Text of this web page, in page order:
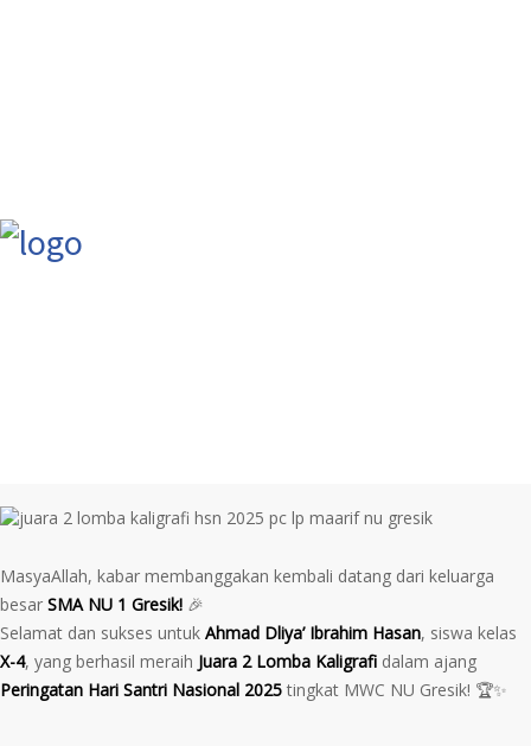
MasyaAllah, kabar membanggakan kembali datang dari keluarga
besar SMA NU 1 Gresik! 🎉
Selamat dan sukses untuk Ahmad Dliya’ Ibrahim Hasan, siswa kelas
X-4, yang berhasil meraih Juara 2 Lomba Kaligrafi dalam ajang
Peringatan Hari Santri Nasional 2025 tingkat MWC NU Gresik! 🏆✨